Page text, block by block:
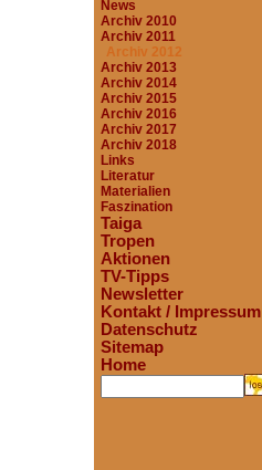
News
Archiv 2010
Archiv 2011
Archiv 2012
Archiv 2013
Archiv 2014
Archiv 2015
Archiv 2016
Archiv 2017
Archiv 2018
Links
Literatur
Materialien
Faszination
Taiga
Tropen
Aktionen
TV-Tipps
Newsletter
Kontakt / Impressum
Datenschutz
Sitemap
Home